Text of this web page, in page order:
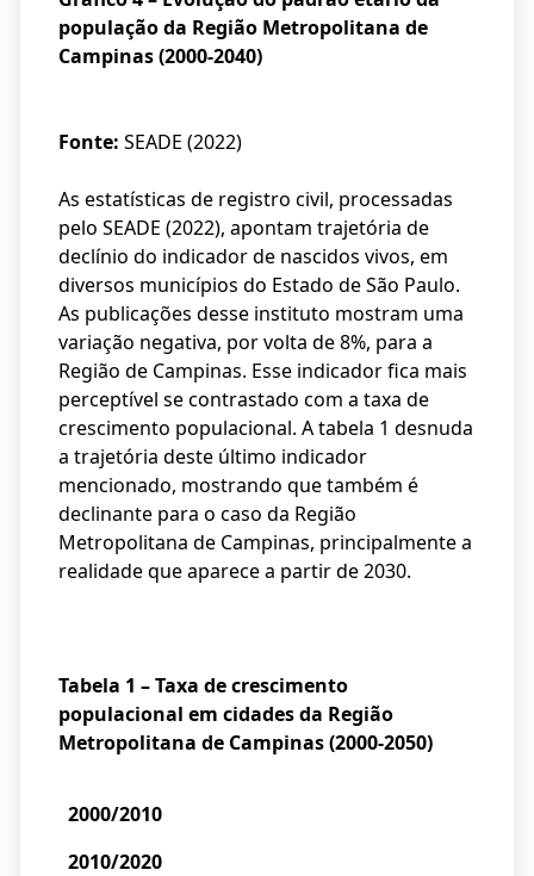
população da Região Metropolitana de
Campinas (2000-2040)
Fonte: SEADE (2022)
As estatísticas de registro civil, processadas
pelo SEADE (2022), apontam trajetória de
declínio do indicador de nascidos vivos, em
diversos municípios do Estado de São Paulo.
As publicações desse instituto mostram uma
variação negativa, por volta de 8%, para a
Região de Campinas. Esse indicador fica mais
perceptível se contrastado com a taxa de
crescimento populacional. A tabela 1 desnuda
a trajetória deste último indicador
mencionado, mostrando que também é
declinante para o caso da Região
Metropolitana de Campinas, principalmente a
realidade que aparece a partir de 2030.
Tabela 1 – Taxa de crescimento
populacional em cidades da Região
Metropolitana de Campinas (2000-2050)
2000/2010
2010/2020